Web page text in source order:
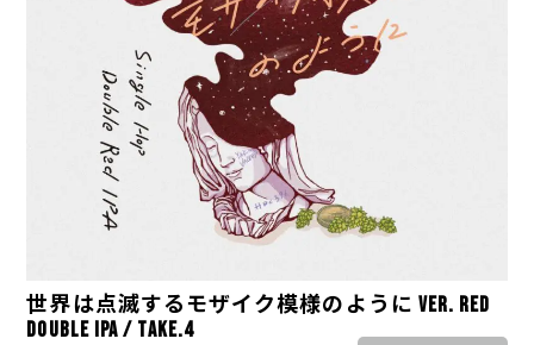
世界は点滅するモザイク模様のように ver. Red
Double IPA / take.4